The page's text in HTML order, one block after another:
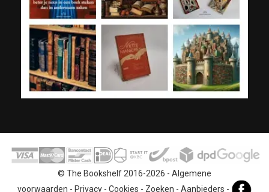
© The Bookshelf 2016-2026 - Algemene
voorwaarden - Privacy- Cookies - Zoeken - Aanbieders -